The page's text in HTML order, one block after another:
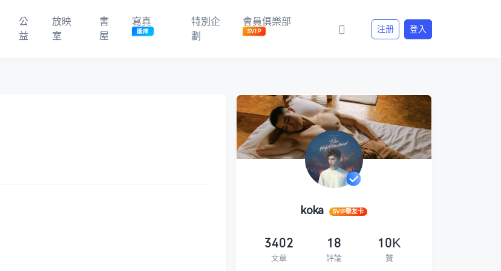
公
益
放映
室
書
屋
寫真
圖庫
特別企
劃
會員俱樂部
SVIP 注册 登入
koka SVIP摯友卡
3402
文章
18
評論
10K
贊